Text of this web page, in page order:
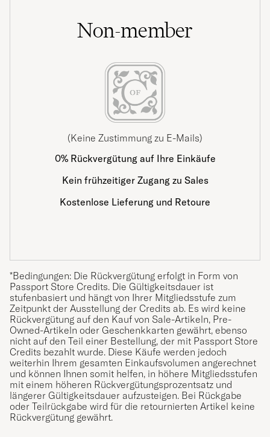
Non-member
(Keine Zustimmung zu E-Mails)
0% Rückvergütung auf Ihre Einkäufe
Kein frühzeitiger Zugang zu Sales
Kostenlose Lieferung und Retoure
*Bedingungen: Die Rückvergütung erfolgt in Form von
Passport Store Credits. Die Gültigkeitsdauer ist
stufenbasiert und hängt von Ihrer Mitgliedsstufe zum
Zeitpunkt der Ausstellung der Credits ab. Es wird keine
Rückvergütung auf den Kauf von Sale-Artikeln, Pre-
Owned-Artikeln oder Geschenkkarten gewährt, ebenso
nicht auf den Teil einer Bestellung, der mit Passport Store
Credits bezahlt wurde. Diese Käufe werden jedoch
weiterhin Ihrem gesamten Einkaufsvolumen angerechnet
und können Ihnen somit helfen, in höhere Mitgliedsstufen
mit einem höheren Rückvergütungsprozentsatz und
längerer Gültigkeitsdauer aufzusteigen. Bei Rückgabe
oder Teilrückgabe wird für die retournierten Artikel keine
Rückvergütung gewährt.